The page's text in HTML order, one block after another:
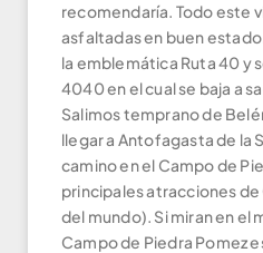
recomendaría. Todo este
asfaltadas en buen
la emblemática Ruta 40 y
4040 en el cual se baja a
Salimos temprano de
llegar a Antofagasta de la
camino en el Campo de
principales atracciones
del mundo). Si miran en el
Campo de Piedra Pomez